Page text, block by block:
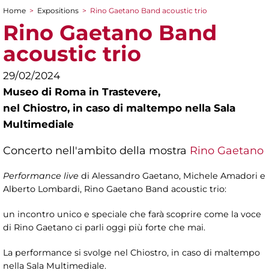
You are here
Home > Expositions > Rino Gaetano Band acoustic trio
Rino Gaetano Band
acoustic trio
29/02/2024
Museo di Roma in Trastevere,
nel Chiostro, in caso di maltempo nella Sala
Multimediale
Concerto nell'ambito della mostra Rino Gaetano
Performance live di Alessandro Gaetano, Michele Amadori e
Alberto Lombardi, Rino Gaetano Band acoustic trio:
un incontro unico e speciale che farà scoprire come la voce
di Rino Gaetano ci parli oggi più forte che mai.
La performance si svolge nel Chiostro, in caso di maltempo
nella Sala Multimediale.